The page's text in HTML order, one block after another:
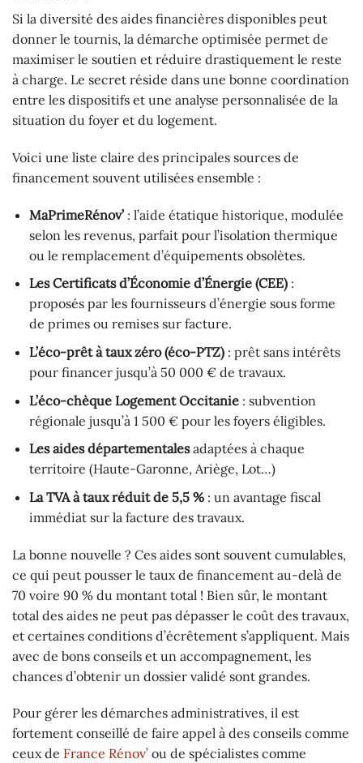
Si la diversité des aides financières disponibles peut
donner le tournis, la démarche optimisée permet de
maximiser le soutien et réduire drastiquement le reste
à charge. Le secret réside dans une bonne coordination
entre les dispositifs et une analyse personnalisée de la
situation du foyer et du logement.
Voici une liste claire des principales sources de
financement souvent utilisées ensemble :
MaPrimeRénov’: l’aide étatique historique, modulée
selon les revenus, parfait pour l’isolation thermique
ou le remplacement d’équipements obsolètes.
Les Certificats d’Économie d’Énergie (CEE):
proposés par les fournisseurs d’énergie sous forme
de primes ou remises sur facture.
L’éco-prêt à taux zéro (éco-PTZ): prêt sans intérêts
pour financer jusqu’à 50 000 € de travaux.
L’éco-chèque Logement Occitanie: subvention
régionale jusqu’à 1 500 € pour les foyers éligibles.
Les aides départementalesadaptées à chaque
territoire (Haute-Garonne, Ariège, Lot…)
La TVA à taux réduit de 5,5 %: un avantage fiscal
immédiat sur la facture des travaux.
La bonne nouvelle ? Ces aides sont souvent cumulables,
ce qui peut pousser le taux de financement au-delà de
70 voire 90 % du montant total ! Bien sûr, le montant
total des aides ne peut pas dépasser le coût des travaux,
et certaines conditions d’écrêtement s’appliquent. Mais
avec de bons conseils et un accompagnement, les
chances d’obtenir un dossier validé sont grandes.
Pour gérer les démarches administratives, il est
fortement conseillé de faire appel à des conseils comme
ceux de France Rénov’ ou de spécialistes comme